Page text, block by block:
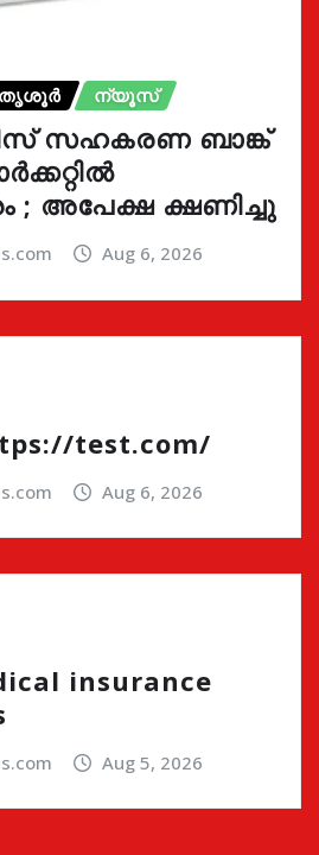
തൃശൂർ ന്യൂസ്
സഹകരണ ബാങ്ക്
; അപേക്ഷ ക്ഷണിച്ചു
Aug 6, 2026
test.com/
Aug 6, 2026
insurance
Aug 5, 2026